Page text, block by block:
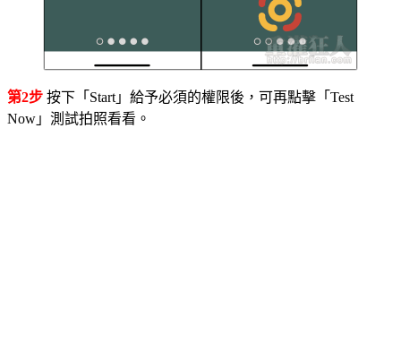
第2步 按下「Start」給予必須的權限後，可再點擊「Test
Now」測試拍照看看。